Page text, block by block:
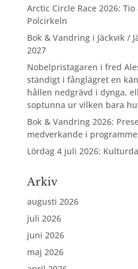
Arctic Circle Race 2026:
Polcirkeln
Bok & Vandring i Jäckvik /
2027
Nobelpristagaren i fred
ständigt i fånglägret en
hållen nedgrävd i dynga,
soptunna ur vilken bara
Bok & Vandring 2026:
medverkande i
Lördag 4 juli 2026:
Arkiv
augusti 2026
juli 2026
juni 2026
maj 2026